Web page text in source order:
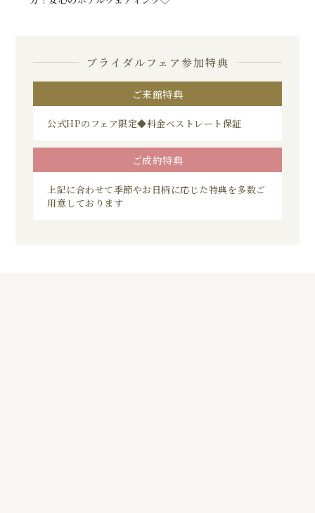
ブライダルフェア参加特典
ご来館特典
公式HPのフェア限定◆料金ベストレート保証
ご成約特典
上記に合わせて季節やお日柄に応じた特典を多数ご
用意しております